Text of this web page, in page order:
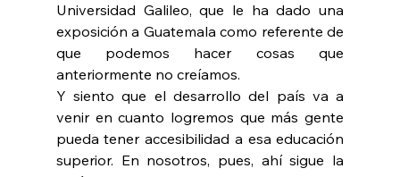
Universidad Galileo, que le ha dado una
exposición a Guatemala como referente de
que podemos hacer cosas que
anteriormente no creíamos.
Y siento que el desarrollo del país va a
venir en cuanto logremos que más gente
pueda tener accesibilidad a esa educación
superior. En nosotros, pues, ahí sigue la